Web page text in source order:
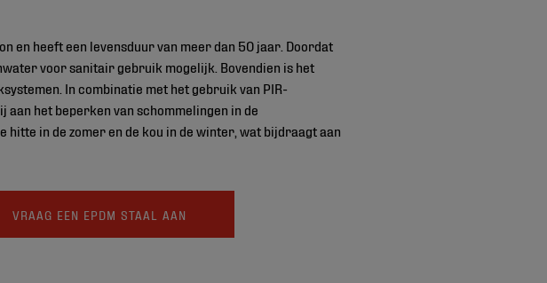
en heeft een levensduur van meer dan 50 jaar. Doordat
voor sanitair gebruik mogelijk. Bovendien is het
In combinatie met het gebruik van PIR-
het beperken van schommelingen in de
in de zomer en de kou in de winter, wat bijdraagt aan
VRAAG EEN EPDM STAAL AAN